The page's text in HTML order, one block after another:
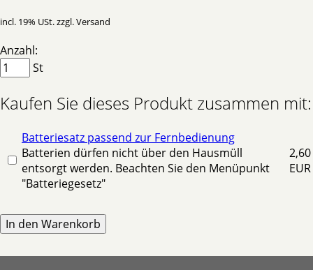
incl. 19% USt. zzgl. Versand
Anzahl:
St
Kaufen Sie dieses Produkt zusammen mit:
Batteriesatz passend zur Fernbedienung
Batterien dürfen nicht über den Hausmüll
entsorgt werden. Beachten Sie den Menüpunkt
"Batteriegesetz"
2,60
EUR
In den Warenkorb